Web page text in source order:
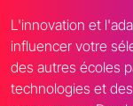
L'innovation et
influencer votre
des autres écoles
technologies et